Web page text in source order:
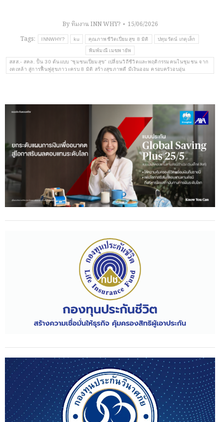
Byทีมงาน INN WHY?
15/06/2026
Tags:
INNWHY? ku คุณภาพชีวิตเปี่ยมสุข 8 มิติ ปทุมรัตน์ เกตุเล็ก
พิมพ์มณี เมฆพายัพ
สสส.- สคล. ปั้น 30 ต้นแบบ “ชุมชนเปี่ยมสุข” เปลี่ยนวิถีชีวิตและพฤติกรรมคนในชุมชน จาก
งดเหล้า สู่การฟื้นฟูสุขภาวะครบ 8 มิติ สร้างสุขภาพดี มีเงินออม ครอบครัวอบอุ่น